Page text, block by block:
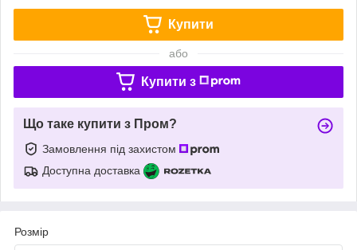
Купити
або
Купити з
Що таке купити з Пром?
Замовлення під захистом
Доступна доставка
Розмір